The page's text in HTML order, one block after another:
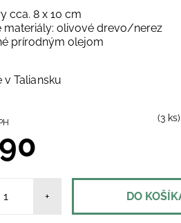
cca. 8 x 10 cm
materiály: olivové drevo/nerez
prírodným olejom
Taliansku
(3 ks)
+